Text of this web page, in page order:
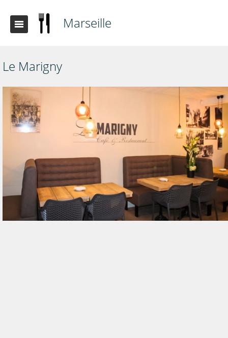
Marseille
Le Marigny